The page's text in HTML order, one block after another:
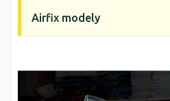
Airfix modely